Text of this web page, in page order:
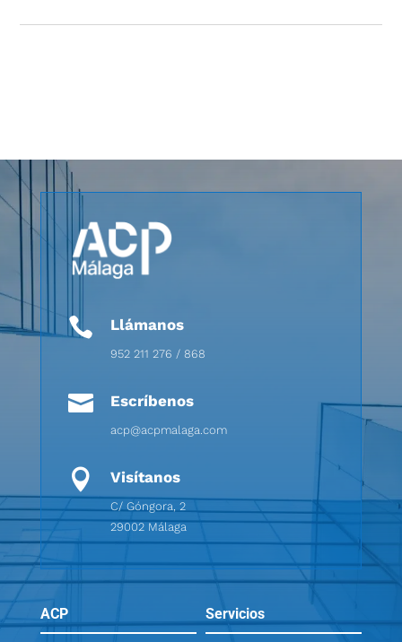
 Llámanos
952 211 276 / 868
 Escríbenos
acp@acpmalaga.com
 Visítanos
C/ Góngora, 2
29002 Málaga
ACP Servicios